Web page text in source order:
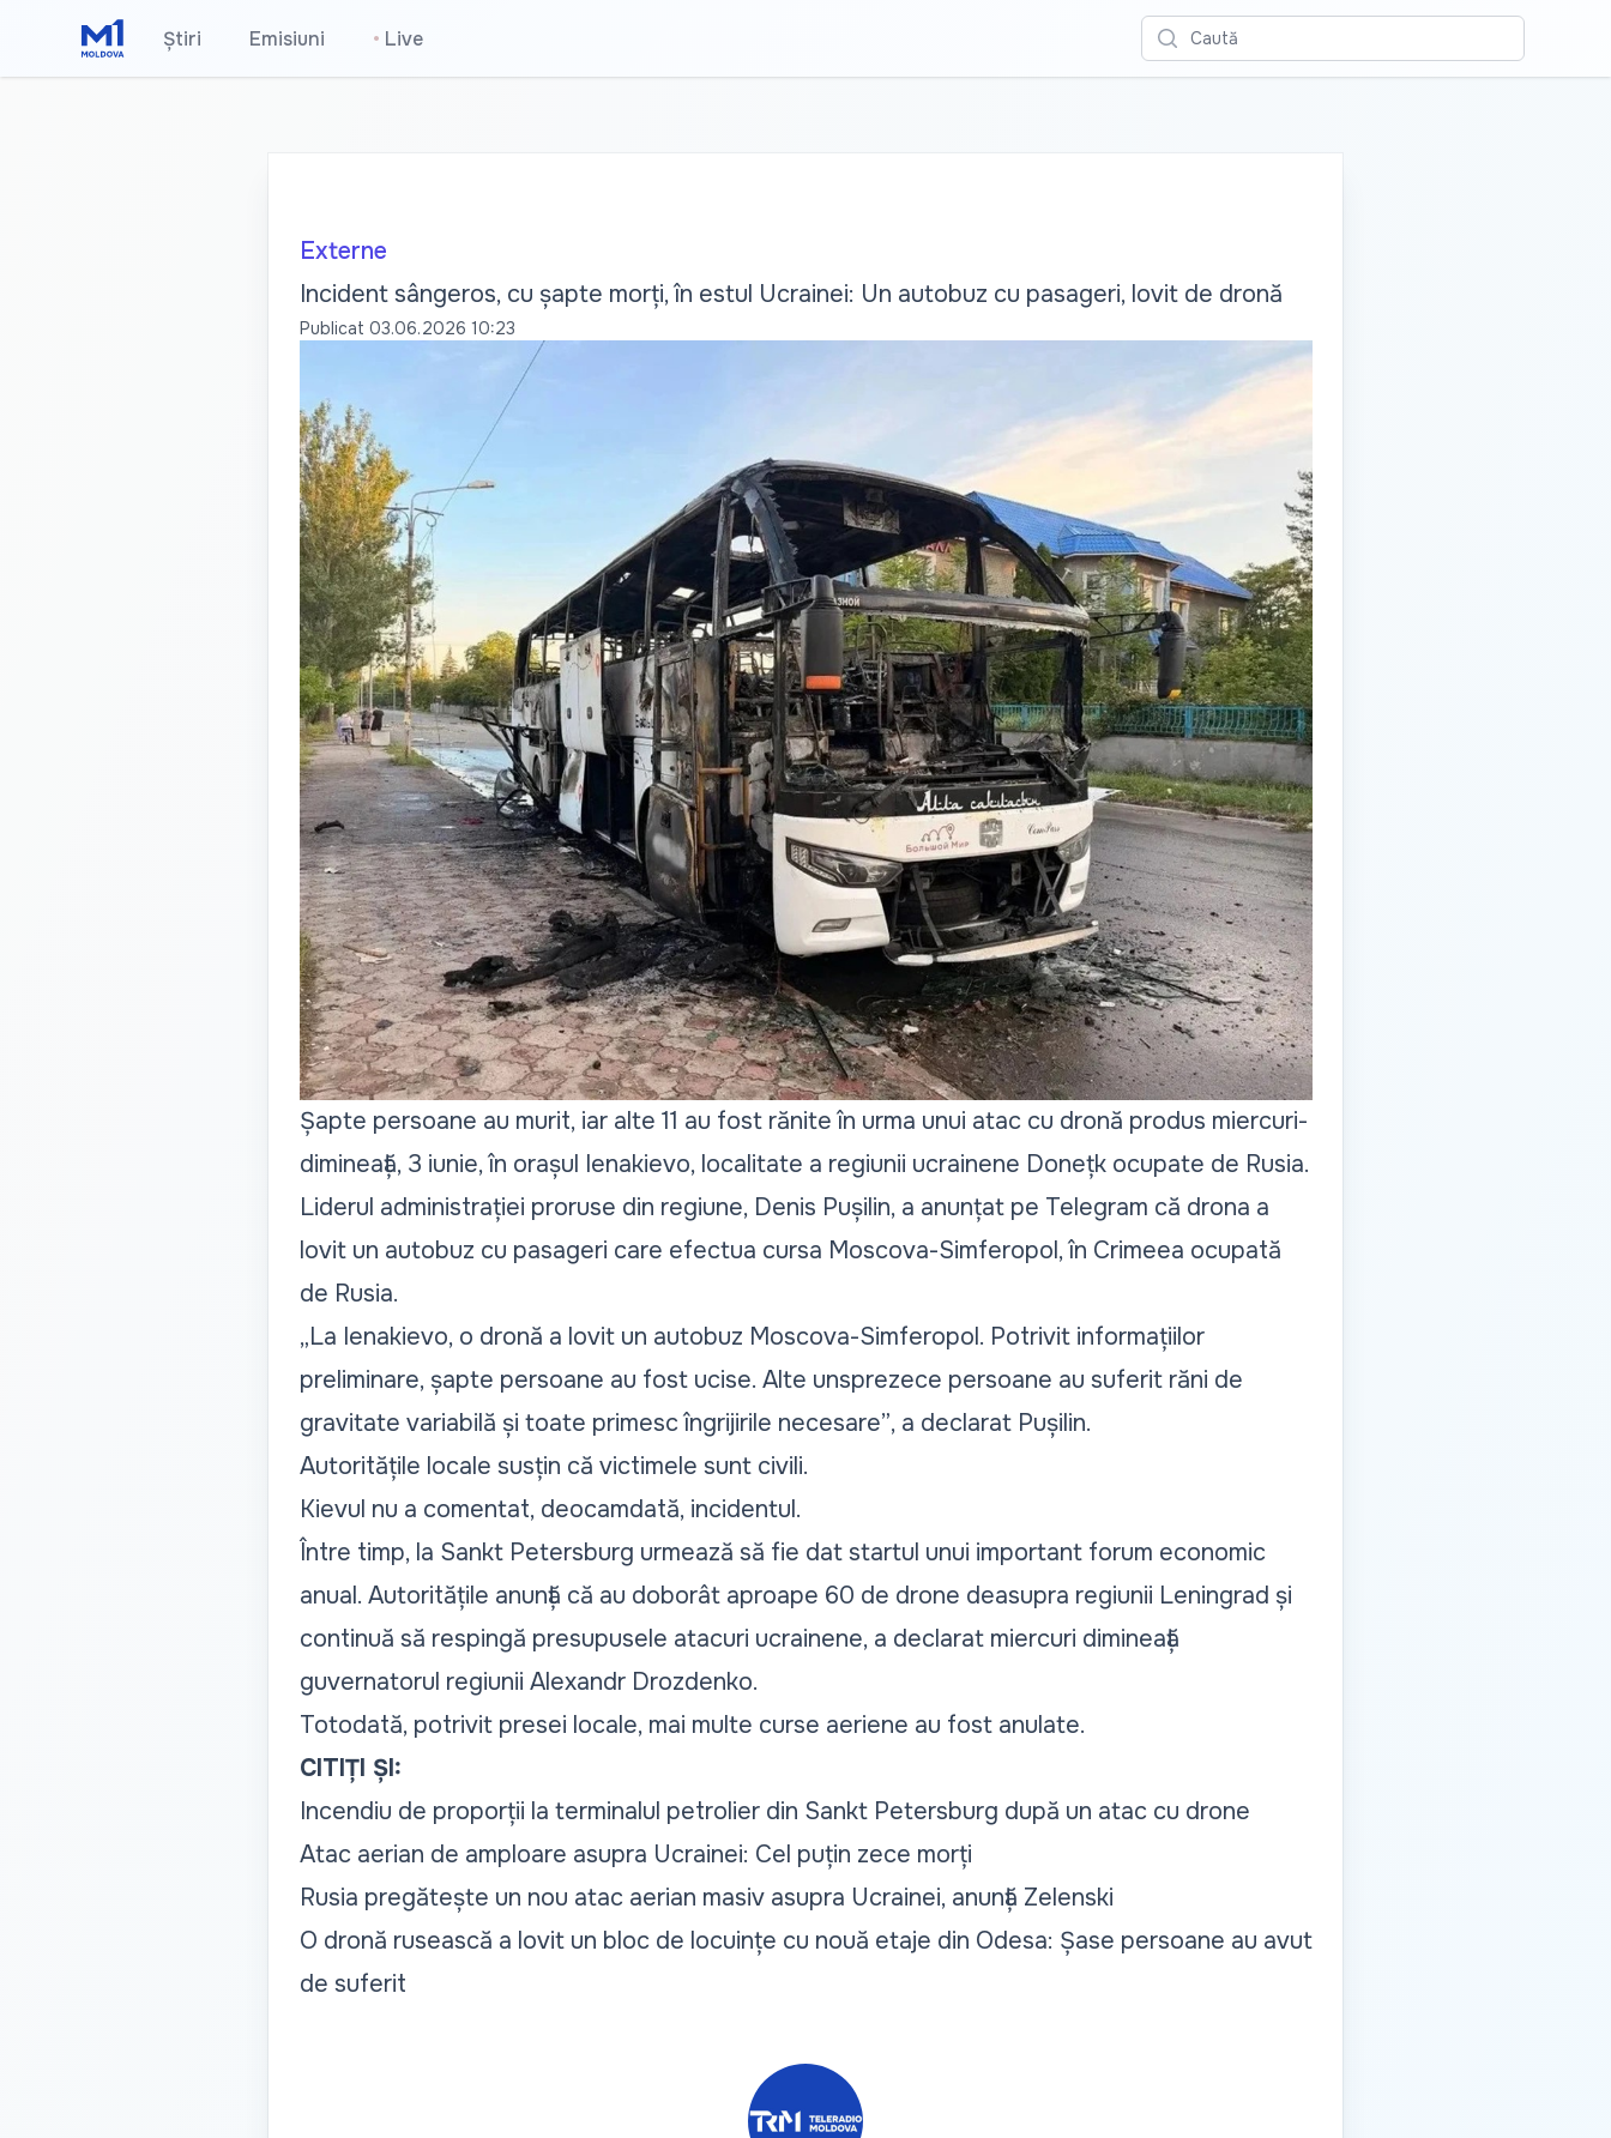
Știri Emisiuni • Live Caută
Externe
Incident sângeros, cu șapte morți, în estul Ucrainei: Un autobuz cu pasageri, lovit de dronă
Publicat 03.06.2026 10:23
Șapte persoane au murit, iar alte 11 au fost rănite în urma unui atac cu dronă produs miercuri-
dimineață, 3 iunie, în orașul Ienakievo, localitate a regiunii ucrainene Donețk ocupate de Rusia.
Liderul administrației proruse din regiune, Denis Pușilin, a anunțat pe Telegram că drona a
lovit un autobuz cu pasageri care efectua cursa Moscova-Simferopol, în Crimeea ocupată
de Rusia.
„La Ienakievo, o dronă a lovit un autobuz Moscova-Simferopol. Potrivit informațiilor
preliminare, șapte persoane au fost ucise. Alte unsprezece persoane au suferit răni de
gravitate variabilă și toate primesc îngrijirile necesare”, a declarat Pușilin.
Autoritățile locale susțin că victimele sunt civili.
Kievul nu a comentat, deocamdată, incidentul.
Între timp, la Sankt Petersburg urmează să fie dat startul unui important forum economic
anual. Autoritățile anunță că au doborât aproape 60 de drone deasupra regiunii Leningrad și
continuă să respingă presupusele atacuri ucrainene, a declarat miercuri dimineață
guvernatorul regiunii Alexandr Drozdenko.
Totodată, potrivit presei locale, mai multe curse aeriene au fost anulate.
CITIȚI ȘI:
Incendiu de proporții la terminalul petrolier din Sankt Petersburg după un atac cu drone
Atac aerian de amploare asupra Ucrainei: Cel puțin zece morți
Rusia pregătește un nou atac aerian masiv asupra Ucrainei, anunță Zelenski
O dronă rusească a lovit un bloc de locuințe cu nouă etaje din Odesa: Șase persoane au avut
de suferit